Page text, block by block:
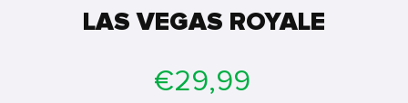
LAS VEGAS ROYALE
di
€29,99